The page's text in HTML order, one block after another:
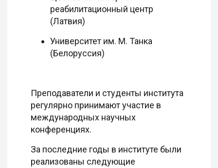
реабилитационный центр
(Латвия)
Университет им. М. Танка
(Белоруссия)
Преподаватели и студенты института
регулярно принимают участие в
международных научных
конференциях.
За последние годы в институте были
реализованы следующие